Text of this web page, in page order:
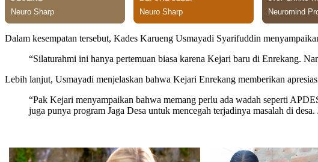
Dalam kesempatan tersebut, Kades Karueng Usmayadi Syarifuddin
“Silaturahmi ini hanya pertemuan biasa karena Kejari baru di Enrekang.
Lebih lanjut, Usmayadi menjelaskan bahwa Kejari Enrekang memberikan
“Pak Kejari menyampaikan bahwa memang perlu ada wadah seperti
juga punya program Jaga Desa untuk mencegah terjadinya masalah di